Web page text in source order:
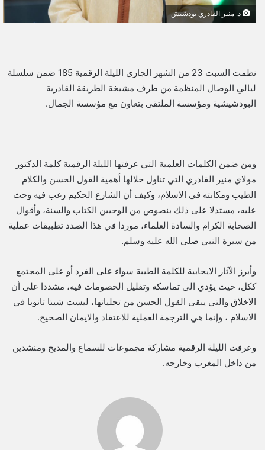
ت
ر
د. منير القادري بودشيش
نظمت السبت 23 من الشهر الجاري الليلة الرقمية 185 ضمن سلسلة
ليالي الوصال المنظمة من طرف مشيخة الطريقة القادرية
البودشيشية ومؤسسة الملتقى بتعاون مع مؤسسة الجمال.
ومن ضمن الكلمات العلمية التي عرفتها الليلة الرقمية كلمة الدكتور
مولاي منير القادري التي تناول خلالها أهمية القول الحسن والكلام
الطيب ومكانته في الاسلام، وكيف أن الشارع الحكيم رغب فيه وحث
عليه، مستدلا على ذلك بنصوص من الوحيين الكتاب والسنة، وأقوال
الصحابة الكرام والسادة العلماء، موردا في هذا الصدد تطبيقات عملية
من سيرة النبي صلى الله عليه وسلم.
وأبرز الآثار الايجابية للكلمة الطيبة سواء على الفرد أو على المجتمع
ككل، حيث يؤدي الى تماسكه وتقليل الخصومات فيه، مشددا على أن
الاخلاق والتي يبقى القول الحسن من تجلياتها، ليست شيئا ثانويا في
الاسلام ، وإنما هي الترجمة العملية للاعتقاد والايمان الصحيح.
وعرفت الليلة الرقمية مشاركة مجموعات للسماع والمديح ومنشدين
من داخل المغرب وخارجه.